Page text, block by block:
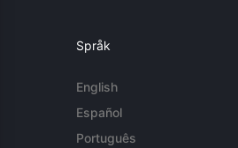
Språk
English
Español
Português